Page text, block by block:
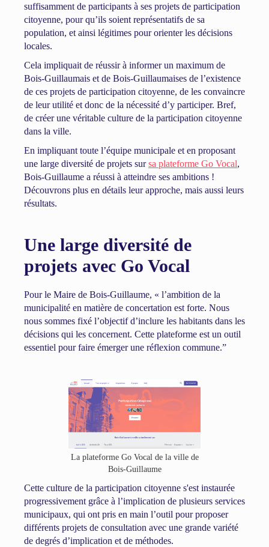
suffisamment de participants à ses projets de participation
citoyenne, pour qu’ils soient représentatifs de sa
population, et ainsi légitimes pour orienter les décisions
locales.
Cela impliquait de réussir à informer un maximum de
Bois-Guillaumais et de Bois-Guillaumaises de l’existence
de ces projets de participation citoyenne, de les convaincre
de leur utilité et donc de la nécessité d’y participer. Bref,
de créer une véritable culture de la participation citoyenne
dans la ville.
En impliquant toute l’équipe municipale et en proposant
une large diversité de projets sursa plateforme Go Vocal,
Bois-Guillaume a réussi à atteindre ses ambitions !
Découvrons plus en détails leur approche, mais aussi leurs
résultats.
Une large diversité de
projets avec Go Vocal
Pour le Maire de Bois-Guillaume, « l’ambition de la
municipalité en matière de concertation est forte. Nous
nous sommes fixé l’objectif d’inclure les habitants dans les
décisions qui les concernent. Cette plateforme est un outil
essentiel pour faire émerger une réflexion commune.”
La plateforme Go Vocal de la ville de
Bois-Guillaume
Cette culture de la participation citoyenne s'est instaurée
progressivement grâce à l’implication de plusieurs services
municipaux, qui ont pris en main l’outil pour proposer
différents projets de consultation avec une grande variété
de degrés d’implication et de méthodes.